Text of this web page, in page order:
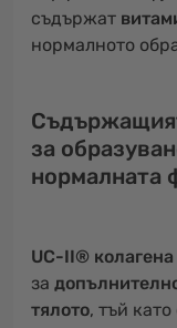
съдържат
нормалното
за
нормалната
UC-II®
за
тялото, тъй